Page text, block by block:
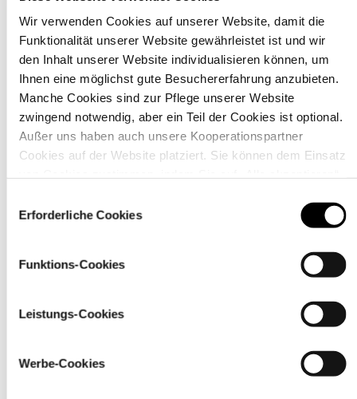
Wir verwenden Cookies auf unserer Website, damit die
Funktionalität unserer Website gewährleistet ist und wir
den Inhalt unserer Website individualisieren können, um
Ihnen eine möglichst gute Besuchererfahrung anzubieten.
Manche Cookies sind zur Pflege unserer Website
zwingend notwendig, aber ein Teil der Cookies ist optional.
Außer uns haben auch unsere Kooperationspartner
Cookies auf der Website platziert. Sie können dem Einsatz
über den Link „Cookie-Einstellungen
Erforderliche Cookies
Funktions-Cookies
Leistungs-Cookies
Werbe-Cookies
Material
Pflegehinweise